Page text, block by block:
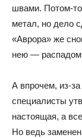
швами. Потом-то
метал, но дело
«Аврора» же
нею — распадом
А впрочем, из-
специалисты
настоящая, а
Но ведь